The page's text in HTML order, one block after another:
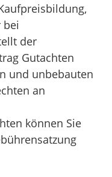
bei
der
Gutachten
und unbebauten
an
können Sie